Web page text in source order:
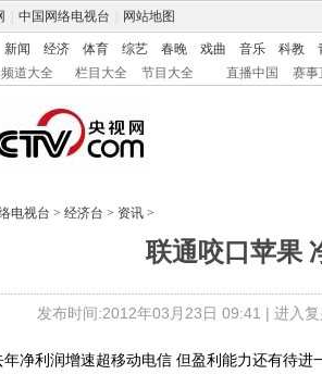
中国网络电视台 网站地图
新闻 经济 体育 综艺 春晚 戏曲 音乐 科教
频道大全 栏目大全 节目大全 直播中国 赛事
电视台 > 经济台 > 资讯 >
联通咬口苹果
发布时间:2012年03月23日 09:41 | 进入
利润增速超移动电信 但盈利能力还有待进